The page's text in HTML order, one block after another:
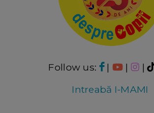
Follow us: | | |
Intreabă I-MAMI